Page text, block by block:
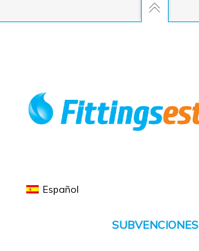
Español
SUBVENCIONES